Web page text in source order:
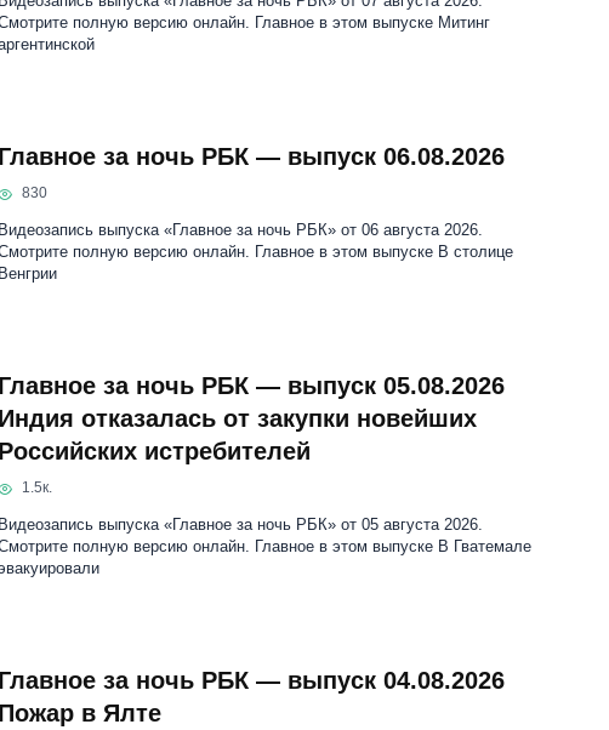
полную версию онлайн. Главное в этом выпуске Митинг
Главное за ночь РБК — выпуск 06.08.2026
830
Видеозапись выпуска «Главное за ночь РБК» от 06 августа 2026.
полную версию онлайн. Главное в этом выпуске В столице
Венгрии
Главное за ночь РБК — выпуск 05.08.2026
Индия отказалась от закупки новейших
Российских истребителей
1.5к.
Видеозапись выпуска «Главное за ночь РБК» от 05 августа 2026.
полную версию онлайн. Главное в этом выпуске В Гватемале
Главное за ночь РБК — выпуск 04.08.2026
Пожар в Ялте